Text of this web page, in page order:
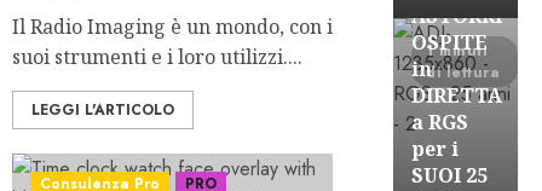
Il Radio Imaging è un mondo, con i
suoi strumenti e i loro utilizzi....
LEGGI L'ARTICOLO
4 minuti letti
Consulenza Pro PRO
1 minuti
di lettura
ASTORRI
OSPITE
in
DIRETTA
a RGS
per i
SUOI 25